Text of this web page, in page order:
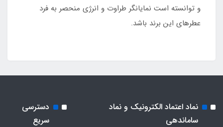
و توانسته است نمایانگر طراوت و انرژی منحصر به فرد
عطرهای این برند باشد.
نماد اعتماد الکترونیک و نماد
ساماندهی
دسترسی
سریع